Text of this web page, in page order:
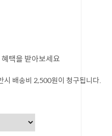
택을 받아보세요
배송비 2,500원이 청구됩니다.